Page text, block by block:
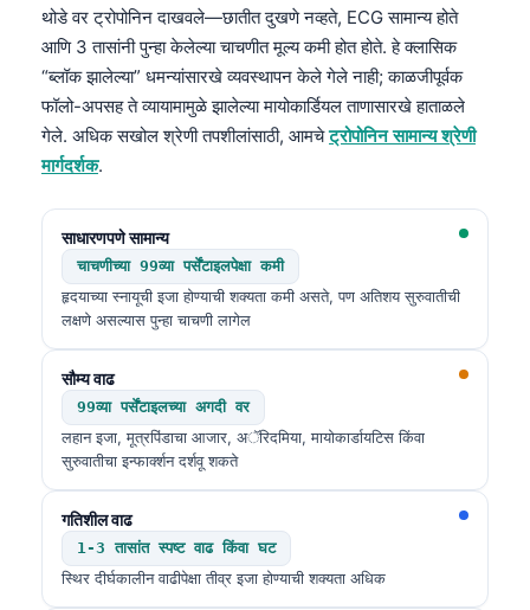
थोडे वर ट्रोपोनिन दाखवले—छातीत दुखणे नव्हते, ECG सामान्य होते
आणि 3 तासांनी पुन्हा केलेल्या चाचणीत मूल्य कमी होत होते. हे क्लासिक
“ब्लॉक झालेल्या” धमन्यांसारखे व्यवस्थापन केले गेले नाही; काळजीपूर्वक
फॉलो-अपसह ते व्यायामामुळे झालेल्या मायोकार्डियल ताणासारखे हाताळले
गेले. अधिक सखोल श्रेणी तपशीलांसाठी, आमचेट्रोपोनिन सामान्य श्रेणी
मार्गदर्शक.
साधारणपणे सामान्य
चाचणीच्या 99व्या पर्सेंटाइलपेक्षा कमी
हृदयाच्या स्नायूची इजा होण्याची शक्यता कमी असते, पण अतिशय सुरुवातीची
लक्षणे असल्यास पुन्हा चाचणी लागेल
सौम्य वाढ
99व्या पर्सेंटाइलच्या अगदी वर
लहान इजा, मूत्रपिंडाचा आजार, अॅरिदमिया, मायोकार्डायटिस किंवा
सुरुवातीचा इन्फार्क्शन दर्शवू शकते
गतिशील वाढ
1-3 तासांत स्पष्ट वाढ किंवा घट
स्थिर दीर्घकालीन वाढीपेक्षा तीव्र इजा होण्याची शक्यता अधिक